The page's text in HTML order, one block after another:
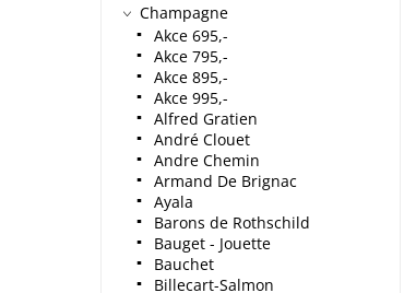
Champagne
Akce 695,-
Akce 795,-
Akce 895,-
Akce 995,-
Alfred Gratien
André Clouet
Andre Chemin
Armand De Brignac
Ayala
Barons de Rothschild
Bauget - Jouette
Bauchet
Billecart-Salmon